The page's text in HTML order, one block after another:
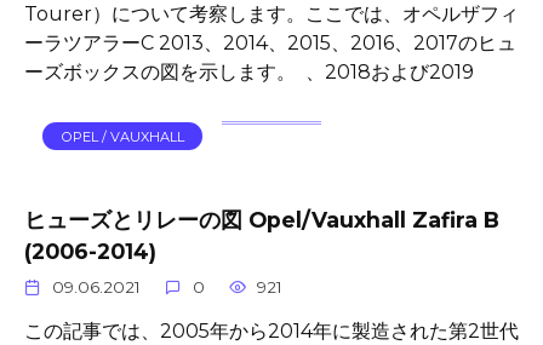
Tourer）について考察します。ここでは、オペルザフィ
ーラツアラーC 2013、2014、2015、2016、2017のヒュ
ーズボックスの図を示します。 、2018および2019
OPEL / VAUXHALL
ヒューズとリレーの図 Opel/Vauxhall Zafira B
(2006-2014)
09.06.2021 0 921
この記事では、2005年から2014年に製造された第2世代